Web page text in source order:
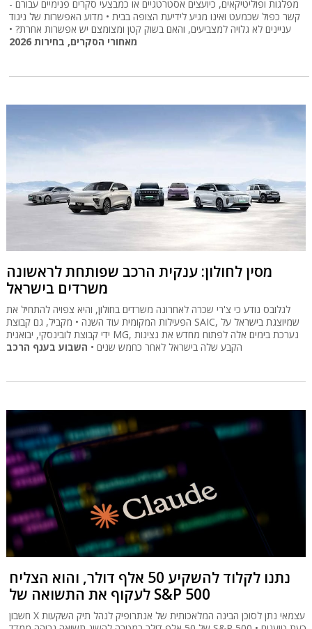
מפלגות ופוליטיקאים, כיועצים אסטרטגיים או כמבצעי סקרים פנימיים עבורם -
קשר כפול שכמעט ואינו מגיע לידיעת הצופה בבית • מדוע האפשרות של ניגוד
עניינים לא גלויה למצביעים, והאם בשוק קטן ומצומצם יש אפשרות אחרת? •
מסין לחולון: ענקית הרכב שפותחת לראשונה
משרדים בישראל
לגלובס נודע כי צ'רי שכרה לאחרונה משרדים בחולון, והיא צפויה להתחיל את
הפעילות המקומית עוד השנה • מקביל, גם קבוצת SAIC, שמיוצגת בישראל על
ידי קבוצת לובינסקי, יבואנית MG, נערכת בימים אלה לפתוח מחדש את נציגות
הקבע שלה בישראל לאחר כחמש שנים • השבוע בענף הרכב
נתנו לקלוד להשקיע 50 אלף דולר, והוא הצליח
לעקוף את התשואה של S&P 500
חשבון X עצמאי נתן לסוכן הבינה המלאכותית של אנתרופיק לנהל תיק השקעות